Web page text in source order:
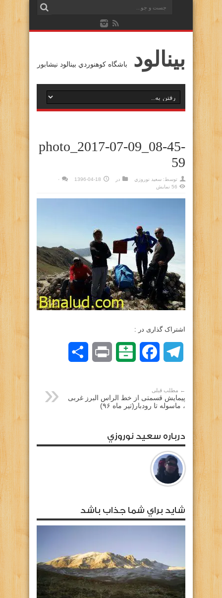
بينالود باشگاه كوهنوردي بينالود نيشابور
photo_2017-07-09_08-45-
59
توسط: سعيد نوروزي در 1396-04-18
۰
56 نمایش
اشتراک گذاری در :
Telegram
Facebook
Balatarin
Print
← مطلب قبلی
پیمایش قسمتی از خط الراس البرز غربی
، ماسوله تا رودبار(تیر ماه ۹۶)
درباره سعيد نوروزي
شايد براي شما جذاب باشد